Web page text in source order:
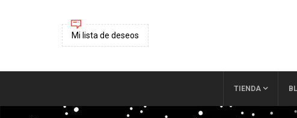
Mi lista de deseos
TIENDA